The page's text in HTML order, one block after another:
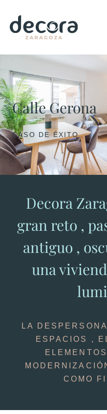
Calle Gerona
CASO DE ÉXITO
Decora
gran reto ,
antiguo ,
una
LA
ESPACIOS ,
COMO